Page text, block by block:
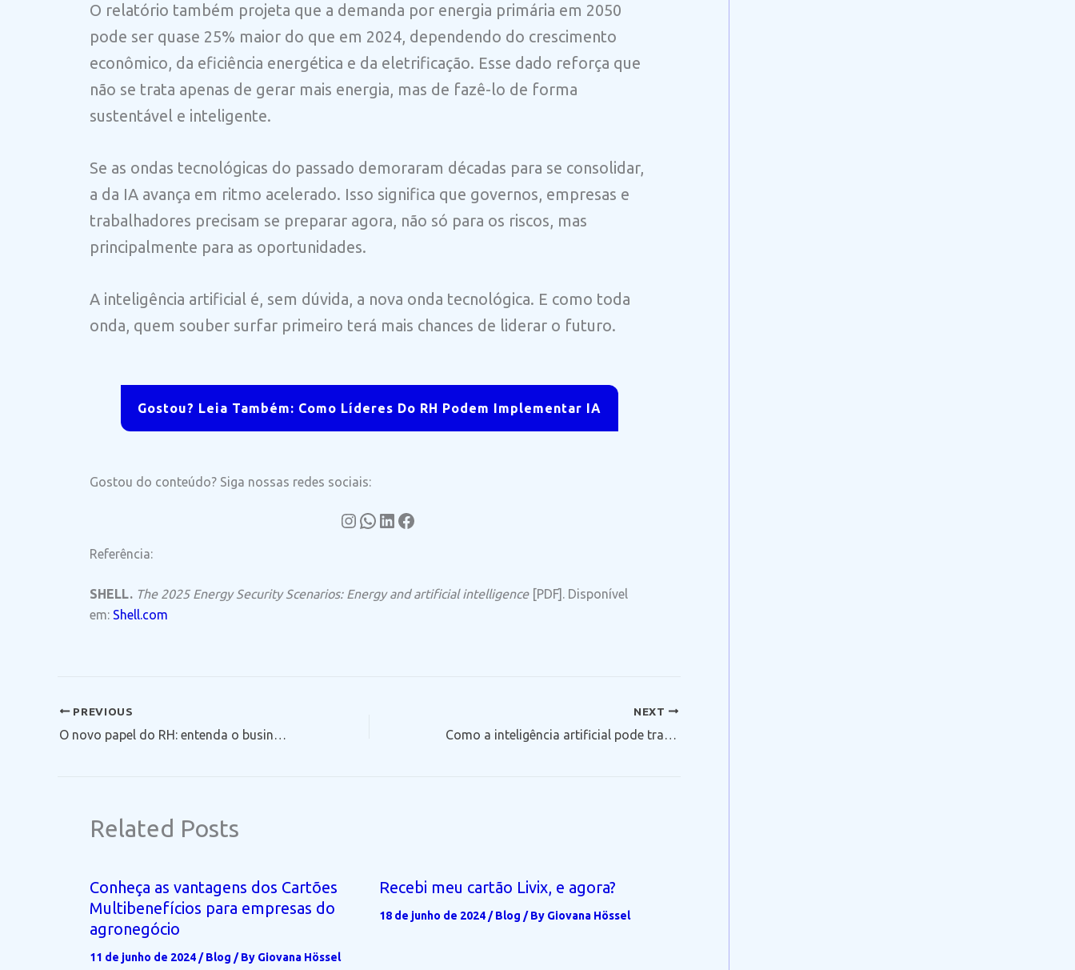
O relatório também projeta que a demanda por energia primária em 2050
pode ser quase 25% maior do que em 2024, dependendo do crescimento
econômico, da eficiência energética e da eletrificação. Esse dado reforça que
não se trata apenas de gerar mais energia, mas de fazê-lo de forma
sustentável e inteligente.
Se as ondas tecnológicas do passado demoraram décadas para se consolidar,
a da IA avança em ritmo acelerado. Isso significa que governos, empresas e
trabalhadores precisam se preparar agora, não só para os riscos, mas
principalmente para as oportunidades.
A inteligência artificial é, sem dúvida, a nova onda tecnológica. E como toda
onda, quem souber surfar primeiro terá mais chances de liderar o futuro.
Gostou? Leia Também: Como Líderes Do RH Podem Implementar IA
Gostou do conteúdo? Siga nossas redes sociais:
Instagram
WhatsApp
LinkedIn
Facebook
Referência:
SHELL. The 2025 Energy Security Scenarios: Energy and artificial intelligence[PDF]. Disponível
em: Shell.com
PREVIOUS
O novo papel do RH: entenda o business challenge
NEXT
Como a inteligência artificial pode transformar dados dispersos em decisões estratégicas
Related Posts
Conheça as vantagens dos Cartões
Multibenefícios para empresas do
agronegócio
11 de junho de 2024 /Blog / By Giovana Hössel
Recebi meu cartão Livix, e agora?
18 de junho de 2024 /Blog / By Giovana Hössel